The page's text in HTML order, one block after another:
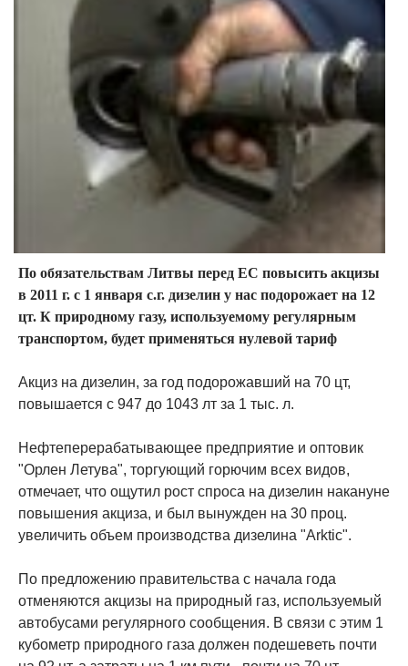
По обязательствам Литвы перед ЕС повысить акцизы
в 2011 г. с 1 января с.г. дизелин у нас подорожает на 12
цт. К природному газу, используемому регулярным
транспортом, будет применяться нулевой тариф
Акциз на дизелин, за год подорожавший на 70 цт,
повышается с 947 до 1043 лт за 1 тыс. л.
Нефтеперерабатывающее предприятие и оптовик
"Орлен Летува", торгующий горючим всех видов,
отмечает, что ощутил рост спроса на дизелин накануне
повышения акциза, и был вынужден на 30 проц.
увеличить объем производства дизелина "Arktic".
По предложению правительства с начала года
отменяются акцизы на природный газ, используемый
автобусами регулярного сообщения. В связи с этим 1
кубометр природного газа должен подешеветь почти